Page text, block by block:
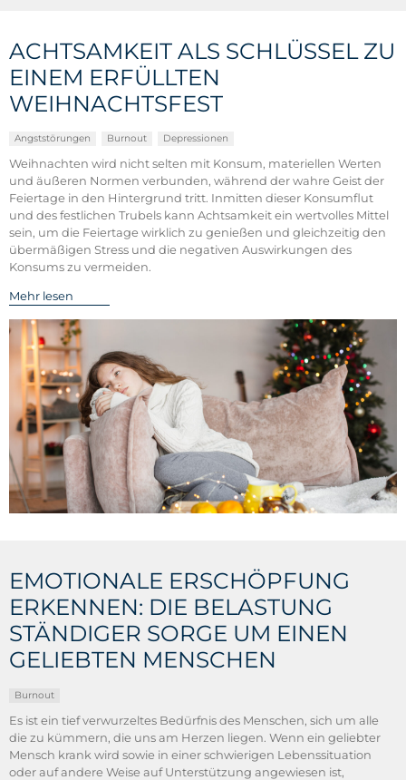
ACHTSAMKEIT ALS SCHLÜSSEL ZU
EINEM ERFÜLLTEN
WEIHNACHTSFEST
Angststörungen Burnout Depressionen
Weihnachten wird nicht selten mit Konsum, materiellen Werten
und äußeren Normen verbunden, während der wahre Geist der
Feiertage in den Hintergrund tritt. Inmitten dieser Konsumflut
und des festlichen Trubels kann Achtsamkeit ein wertvolles Mittel
sein, um die Feiertage wirklich zu genießen und gleichzeitig den
übermäßigen Stress und die negativen Auswirkungen des
Konsums zu vermeiden.
Mehr lesen
EMOTIONALE ERSCHÖPFUNG
ERKENNEN: DIE BELASTUNG
STÄNDIGER SORGE UM EINEN
GELIEBTEN MENSCHEN
Burnout
Es ist ein tief verwurzeltes Bedürfnis des Menschen, sich um alle
die zu kümmern, die uns am Herzen liegen. Wenn ein geliebter
Mensch krank wird sowie in einer schwierigen Lebenssituation
oder auf andere Weise auf Unterstützung angewiesen ist,